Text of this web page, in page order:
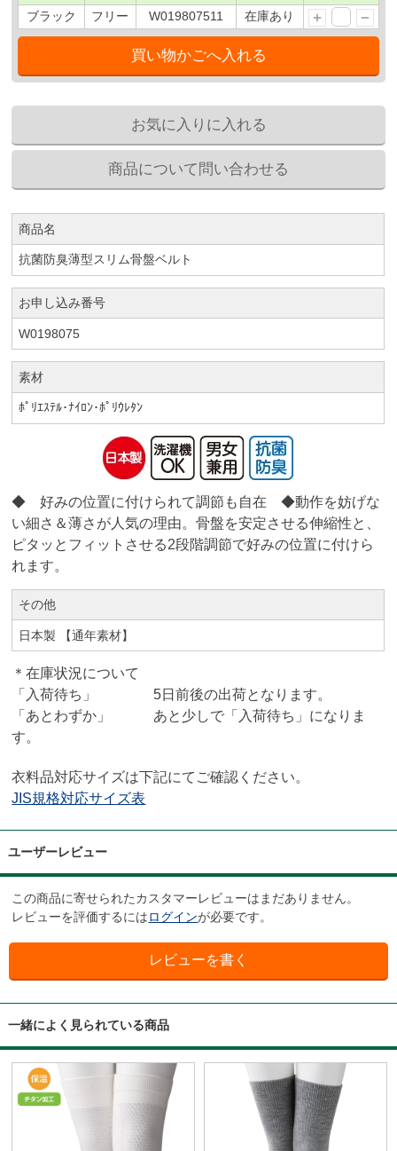
ブラック フリー W019807511 在庫あり
商品名
抗菌防臭薄型スリム骨盤ベルト
お申し込み番号
W0198075
素材
ﾎﾟﾘｴｽﾃﾙ･ﾅｲﾛﾝ･ﾎﾟﾘｳﾚﾀﾝ
◆ 好みの位置に付けられて調節も自在 ◆動作を妨げな
い細さ＆薄さが人気の理由。骨盤を安定させる伸縮性と、
ピタッとフィットさせる2段階調節で好みの位置に付けら
れます。
その他
日本製 【通年素材】
＊在庫状況について
「入荷待ち」 5日前後の出荷となります。
「あとわずか」 あと少しで「入荷待ち」になりま
す。
衣料品対応サイズは下記にてご確認ください。
JIS規格対応サイズ表
ユーザーレビュー
この商品に寄せられたカスタマーレビューはまだありません。
レビューを評価するにはログインが必要です。
一緒によく見られている商品